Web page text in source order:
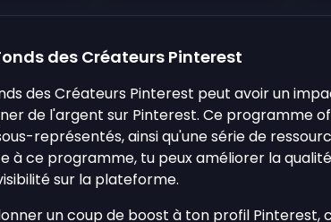
des Créateurs Pinterest
des Créateurs Pinterest peut avoir un
de l'argent sur Pinterest. Ce programme
représentés, ainsi qu'une série de
à ce programme, tu peux améliorer la
sur la plateforme.
un coup de boost à ton profil Pinterest,